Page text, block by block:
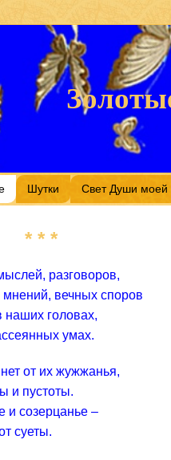
Шутки Свет Души моей
* * *
разговоров,
вечных споров
наших головах,
умах.
от их жужжанья,
и пустоты.
и созерцанье –
суеты.